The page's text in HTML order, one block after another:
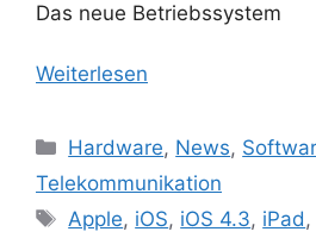
Das neue Betriebssystem
Weiterlesen
Kategorien
Hardware, News,
Telekommunikation
Schlagwörter
Apple, iOS, iOS 4.3, iPad ,